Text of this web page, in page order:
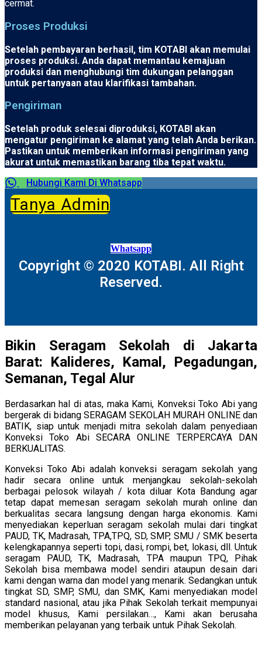
cermat.
Proses Produksi
Setelah pembayaran berhasil, tim KOTABI akan memulai
proses produksi. Anda dapat memantau kemajuan
produksi dan menghubungi tim dukungan pelanggan
untuk pertanyaan atau klarifikasi tambahan.
Pengiriman
Setelah produk selesai diproduksi, KOTABI akan
mengatur pengiriman ke alamat yang telah Anda berikan.
Pastikan untuk memberikan informasi pengiriman yang
akurat untuk memastikan barang tiba tepat waktu.
Hubungi Kami Di Whatsapp
Tanya Admin
Whatsapp
Copyright © 2020 KOTABI. All Right
Reserved.
Bikin Seragam Sekolah di Jakarta
Barat: Kalideres, Kamal, Pegadungan,
Semanan, Tegal Alur
Berdasarkan hal di atas, maka Kami, Konveksi Toko Abi yang
bergerak di bidang SERAGAM SEKOLAH MURAH ONLINE dan
BATIK, siap untuk menjadi mitra sekolah dalam penyediaan
Konveksi Toko Abi SECARA ONLINE TERPERCAYA DAN
BERKUALITAS.
Konveksi Toko Abi adalah konveksi seragam sekolah yang
hadir secara online untuk menjangkau sekolah-sekolah
berbagai pelosok wilayah / kota diluar Kota Bandung agar
tetap dapat memesan seragam sekolah murah online dan
berkualitas secara langsung dengan harga ekonomis. Kami
menyediakan keperluan seragam sekolah mulai dari tingkat
PAUD, TK, Madrasah, TPA,TPQ, SD, SMP, SMU / SMK beserta
kelengkapannya seperti topi, dasi, rompi, bet, lokasi, dll. Untuk
seragam PAUD, TK, Madrasah, TPA maupun TPQ, Pihak
Sekolah bisa membawa model sendiri ataupun desain dari
kami dengan warna dan model yang menarik. Sedangkan untuk
tingkat SD, SMP, SMU, dan SMK, Kami menyediakan model
standard nasional, atau jika Pihak Sekolah terkait mempunyai
model khusus, Kami persilakan…, Kami akan berusaha
memberikan pelayanan yang terbaik untuk Pihak Sekolah.